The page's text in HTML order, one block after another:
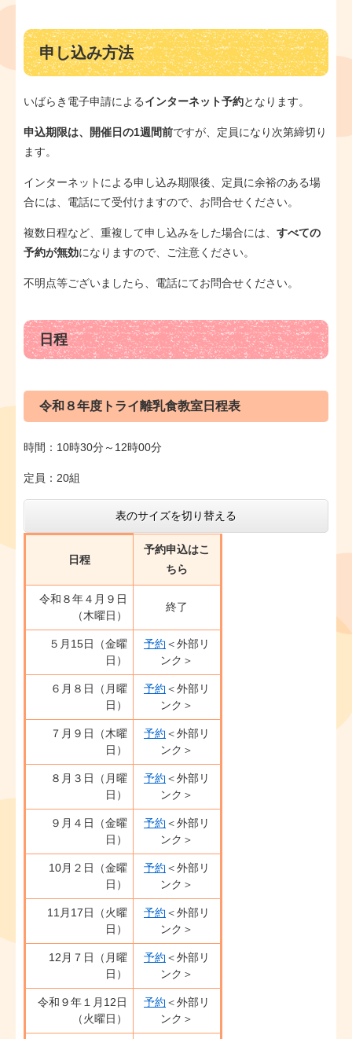
申し込み方法
いばらき電子申請によるインターネット予約となります。
申込期限は、開催日の1週間前ですが、定員になり次第締切り
ます。
インターネットによる申し込み期限後、定員に余裕のある場
合には、電話にて受付けますので、お問合せください。
複数日程など、重複して申し込みをした場合には、 すべての
予約が無効になりますので、ご注意ください。
不明点等ございましたら、電話にてお問合せください。
日程
令和８年度トライ離乳食教室日程表
時間：10時30分～12時00分
定員：20組
表のサイズを切り替える
日程
予約申込はこ
ちら
令和８年４月９日
（木曜日）
終了
５月15日（金曜
日）
予約 ＜外部リ
ンク＞
６月８日（月曜
日）
予約 ＜外部リ
ンク＞
７月９日（木曜
日）
予約 ＜外部リ
ンク＞
８月３日（月曜
日）
予約 ＜外部リ
ンク＞
９月４日（金曜
日）
予約 ＜外部リ
ンク＞
10月２日（金曜
日）
予約 ＜外部リ
ンク＞
11月17日（火曜
日）
予約 ＜外部リ
ンク＞
12月７日（月曜
日）
予約 ＜外部リ
ンク＞
令和９年１月12日
（火曜日）
予約 ＜外部リ
ンク＞